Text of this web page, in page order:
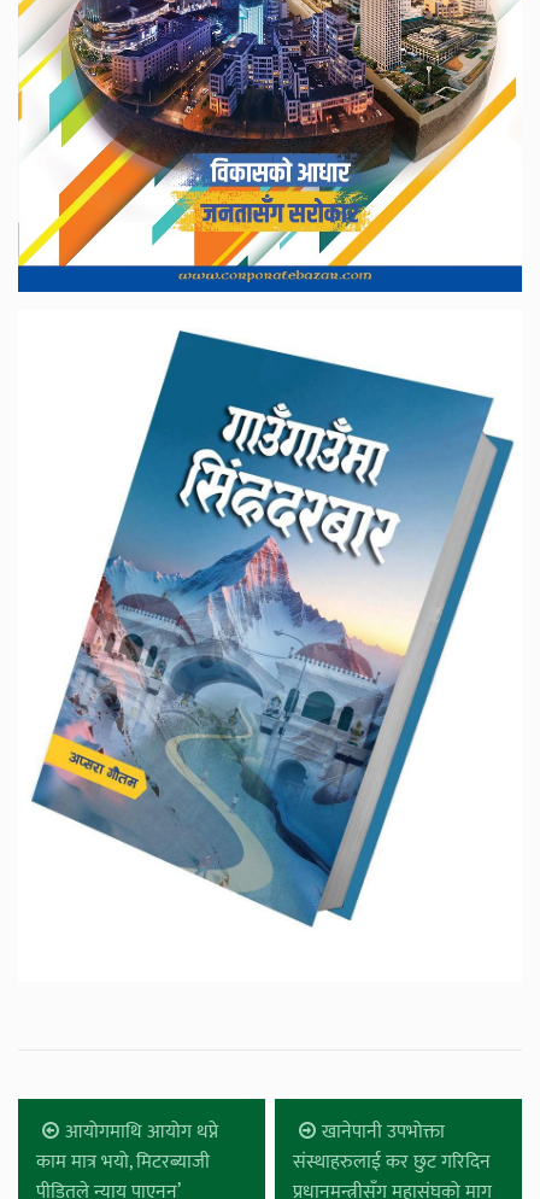
आयोगमाथि आयोग थप्ने
काम मात्र भयो, मिटरब्याजी
पीडितले न्याय पाएनन्’
खानेपानी उपभोक्ता
संस्थाहरुलाई कर छुट गरिदिन
प्रधानमन्त्रीसँग महासंघको माग